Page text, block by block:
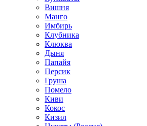
Вишня
Манго
Имбирь
Клубника
Клюква
Дыня
Папайя
Персик
Груша
Помело
Киви
Кокос
Кизил